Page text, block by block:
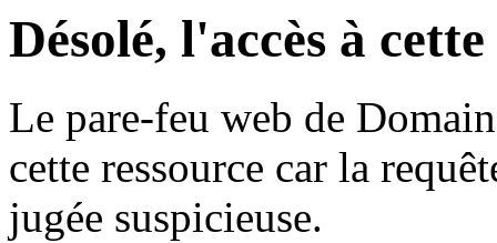
Désolé, l'accès à
Le pare-feu web de
cette ressource car la
jugée suspicieuse.